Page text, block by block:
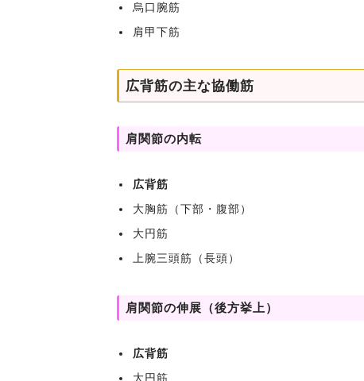
烏口腕筋
肩甲下筋
広背筋の主な協働筋
肩関節の内転
広背筋
大胸筋（下部・腹部）
大円筋
上腕三頭筋（長頭）
肩関節の伸展（後方挙上）
広背筋
大円筋